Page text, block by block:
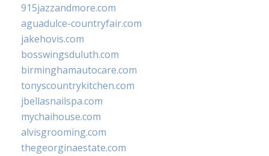
915jazzandmore.com
aguadulce-countryfair.com
jakehovis.com
bosswingsduluth.com
birminghamautocare.com
tonyscountrykitchen.com
jbellasnailspa.com
mychaihouse.com
alvisgrooming.com
thegeorginaestate.com